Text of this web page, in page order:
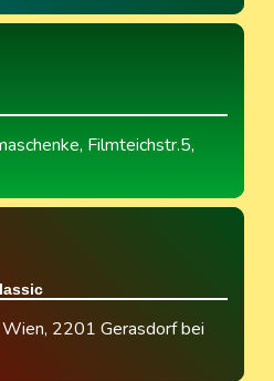
, Filmteichstr.5,
, 2201 Gerasdorf bei